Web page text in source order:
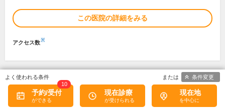
この医院の詳細をみる
アクセス数※
石川整形外科
口コミ 1 件
予約/受付
10
現在診療 現在地
条件変更